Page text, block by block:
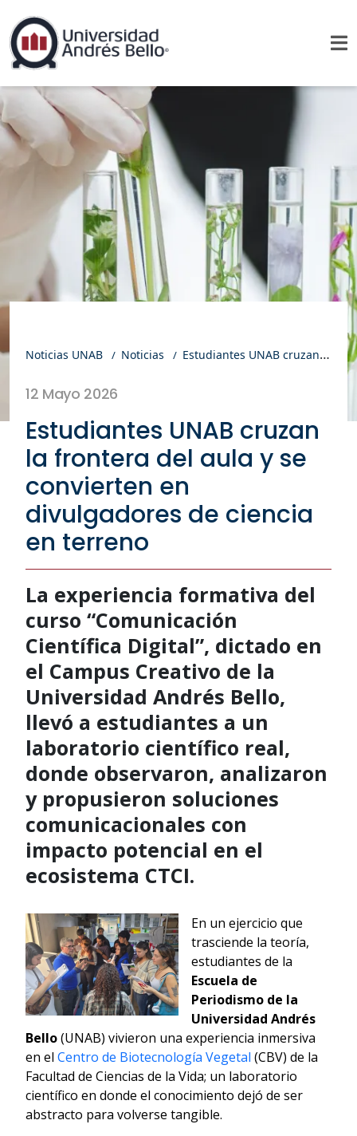
Noticias UNAB Noticias Estudiantes UNAB cruzan la frontera del aula y se convierten en divulgadores de ciencia en terreno
12 Mayo 2026
Estudiantes UNAB cruzan
la frontera del aula y se
convierten en
divulgadores de ciencia
en terreno
La experiencia formativa del
curso “Comunicación
Científica Digital”, dictado en
el Campus Creativo de la
Universidad Andrés Bello,
llevó a estudiantes a un
laboratorio científico real,
donde observaron, analizaron
y propusieron soluciones
comunicacionales con
impacto potencial en el
ecosistema CTCI.
En un ejercicio que
trasciende la teoría,
estudiantes de la
Escuela de
Periodismo de la
Universidad Andrés
Bello(UNAB) vivieron una experiencia inmersiva
en el Centro de Biotecnología Vegetal (CBV) de la
Facultad de Ciencias de la Vida; un laboratorio
científico en donde el conocimiento dejó de ser
abstracto para volverse tangible.